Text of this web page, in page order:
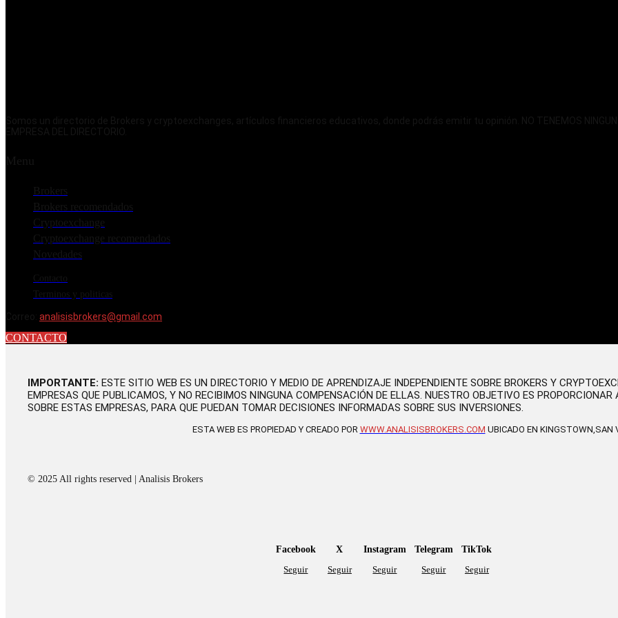
analisisbrokers@gmail.com
CONTACTO
IMPORTANTE: ESTE SITIO WEB ES UN DIRECTORIO Y MEDIO DE APRENDIZAJE INDEPENDIENTE SOBRE BROKERS Y
EMPRESAS QUE PUBLICAMOS, Y NO RECIBIMOS NINGUNA COMPENSACIÓN DE ELLAS. NUESTRO OBJETIVO ES
SOBRE ESTAS EMPRESAS, PARA QUE PUEDAN TOMAR DECISIONES INFORMADAS SOBRE SUS INVERSIONES.
ESTA WEB ES PROPIEDAD Y CREADO POR WWW.ANALISISBROKERS.COM UBICADO EN KINGSTOWN,SAN
© 2025 All rights reserved | Analisis Brokers
Facebook
Seguir
X
Seguir
Instagram
Seguir
Telegram
Seguir
TikTok
Seguir